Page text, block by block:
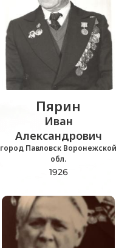
Пярин
Иван
Александрович
город Павловск Воронежской
обл.
1926